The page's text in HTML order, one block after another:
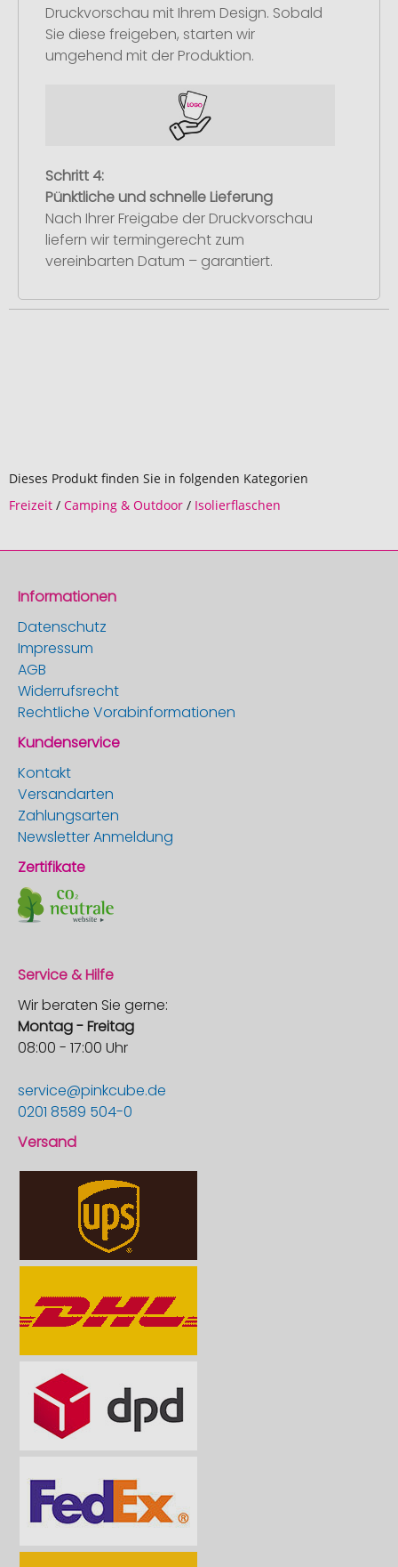
Druckvorschau mit Ihrem Design. Sobald
Sie diese freigeben, starten wir
umgehend mit der Produktion.
Schritt 4:
Pünktliche und schnelle Lieferung
Nach Ihrer Freigabe der Druckvorschau
liefern wir termingerecht zum
vereinbarten Datum – garantiert.
Dieses Produkt finden Sie in folgenden Kategorien
Freizeit / Camping & Outdoor / Isolierflaschen
Informationen
Datenschutz
Impressum
AGB
Widerrufsrecht
Rechtliche Vorabinformationen
Kundenservice
Kontakt
Versandarten
Zahlungsarten
Newsletter Anmeldung
Zertifikate
Service & Hilfe
Wir beraten Sie gerne:
Montag - Freitag
08:00 - 17:00 Uhr
service@pinkcube.de
0201 8589 504-0
Versand